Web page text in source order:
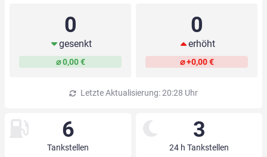
0
gesenkt
⌀ 0,00 €
0
erhöht
⌀ +0,00 €
Letzte Aktualisierung: 20:28 Uhr
6
Tankstellen
3
24 h Tankstellen